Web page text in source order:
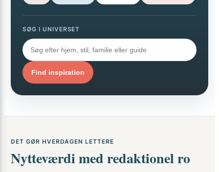
SØG I UNIVERSET
Find inspiration
DET GØR HVERDAGEN LETTERE
Nytteværdi med redaktionel ro